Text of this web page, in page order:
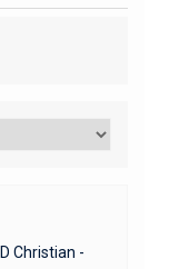
Christian -